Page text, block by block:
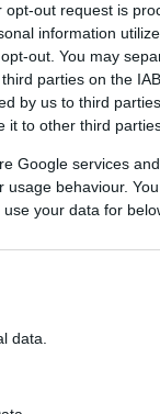
out request is
information
out. You may
parties on the
by us to third
it to other third
Google services
behaviour.
your data for
data.
éke és
akár évszázados
vagy március
ültettek
de utóérlelés után
is értékes